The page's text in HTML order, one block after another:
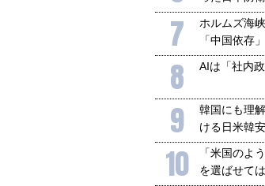
7
ホルムズ海
「中国依存
8 AIは「社内
9
韓国にも理
ける日米韓
10
「米国のよ
を選ばせて